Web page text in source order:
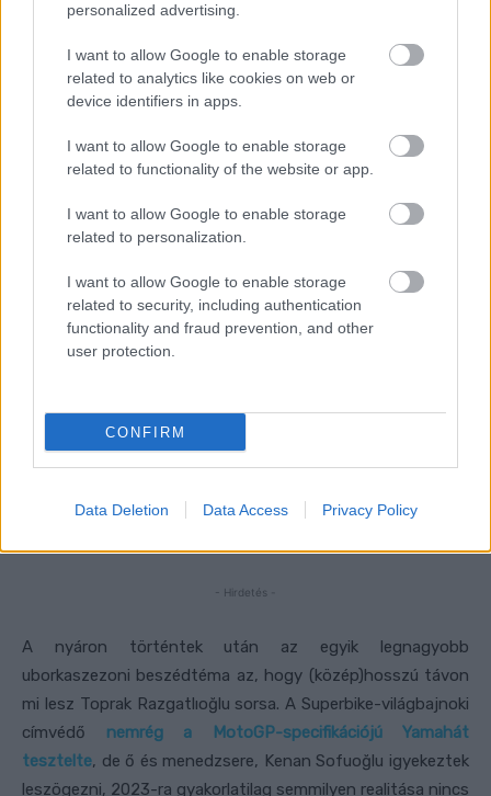
personalized advertising.
I want to allow Google to enable storage
related to analytics like cookies on web or
device identifiers in apps.
I want to allow Google to enable storage
related to functionality of the website or app.
I want to allow Google to enable storage
related to personalization.
I want to allow Google to enable storage
related to security, including authentication
functionality and fraud prevention, and other
user protection.
CONFIRM
Data Deletion Data Access Privacy Policy